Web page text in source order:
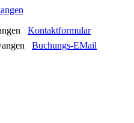
Kontaktformular
Buchungs-EMail